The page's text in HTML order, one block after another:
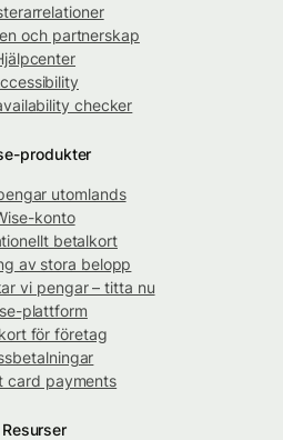
och partnerskap
checker
produkter
utomlands
konto
betalkort
av stora belopp
vi pengar – titta nu
plattform
för företag
card payments
Resurser